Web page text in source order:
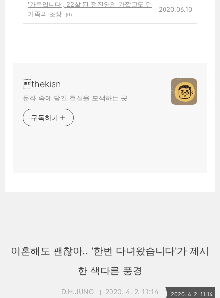
'가족입니다', 22살 된 정진영의 가깝고도 먼
가족의 초상
(0)
2020.06.10
thekian
문화 속에 담긴 현실을 모색하는 곳
구독하기
이혼해도 괜찮아.. '한번 다녀왔습니다'가 제시
한 색다른 풍경
D.H.JUNG 2020. 4. 2. 11:14 2020. 4. 2. 11:14